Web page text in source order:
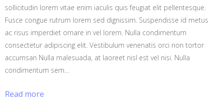
sollicitudin lorem vitae enim iaculis quis feugiat elit pellentesque.
Fusce congue rutrum lorem sed dignissim. Suspendisse id metus
ac risus imperdiet ornare in vel lorem. Nulla condimentum
consectetur adipiscing elit. Vestibulum venenatis orci non tortor
accumsan Nulla malesuada, at laoreet nisl est vel nisi. Nulla
condimentum sem…
Read more